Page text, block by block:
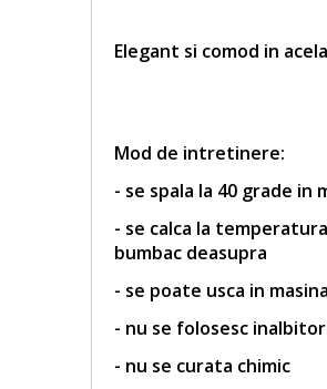
Elegant si comod in
Mod de intretinere:
- se spala la 40 grade in
- se calca la
bumbac deasupra
- se poate usca in
- nu se folosesc
- nu se curata chimic